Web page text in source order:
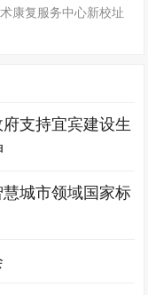
康复服务中心新校址
支持宜宾建设生
城市领域国家标